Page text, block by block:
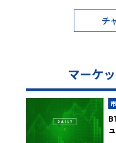
チ
マーケ